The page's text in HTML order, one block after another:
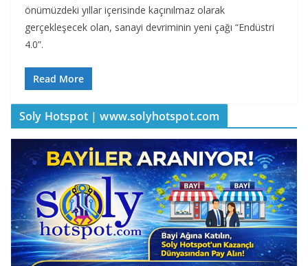
önümüzdeki yıllar içerisinde kaçınılmaz olarak
gerçekleşecek olan, sanayi devriminin yeni çağı “Endüstri
4.0”.
Read More
Soly Hotspot | www.solyhotspot.com